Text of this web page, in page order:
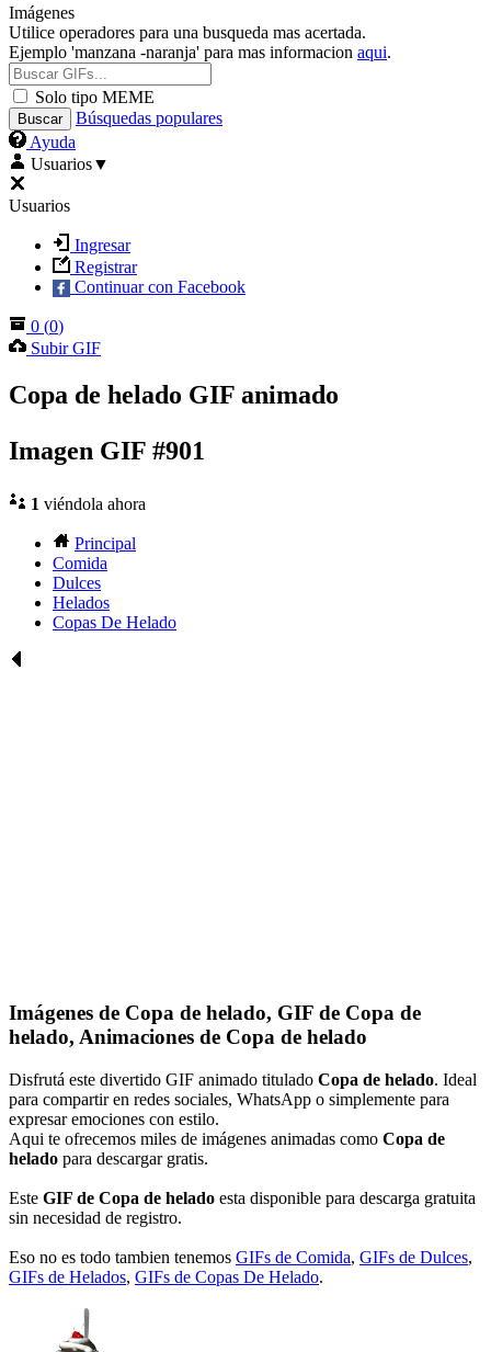
Imágenes
Utilice operadores para una busqueda mas acertada.
Ejemplo 'manzana -naranja' para mas informacion aqui.
Solo tipo MEME
Búsquedas populares
Ayuda
Usuarios▼
Usuarios
Ingresar
Registrar
Continuar con Facebook
0 (0)
Subir GIF
Copa de helado GIF animado
Imagen GIF #901
1 viéndola ahora
Principal
Comida
Dulces
Helados
Copas De Helado
Imágenes de Copa de helado, GIF de Copa de
helado, Animaciones de Copa de helado
Disfrutá este divertido GIF animado titulado Copa de helado. Ideal
para compartir en redes sociales, WhatsApp o simplemente para
expresar emociones con estilo.
Aqui te ofrecemos miles de imágenes animadas como Copa de
helado para descargar gratis.
Este GIF de Copa de helado esta disponible para descarga gratuita
sin necesidad de registro.
Eso no es todo tambien tenemos GIFs de Comida, GIFs de Dulces,
GIFs de Helados, GIFs de Copas De Helado.